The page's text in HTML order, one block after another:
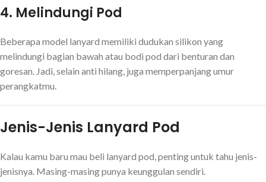
4. Melindungi Pod
Beberapa model lanyard memiliki dudukan silikon yang
melindungi bagian bawah atau bodi pod dari benturan dan
goresan. Jadi, selain anti hilang, juga memperpanjang umur
perangkatmu.
Jenis-Jenis Lanyard Pod
Kalau kamu baru mau beli lanyard pod, penting untuk tahu jenis-
jenisnya. Masing-masing punya keunggulan sendiri.